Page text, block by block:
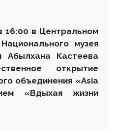
16:00 в Центральном
музея
Абылхана Кастеева
открытие
объединения «Asia
«Вдыхая жизни